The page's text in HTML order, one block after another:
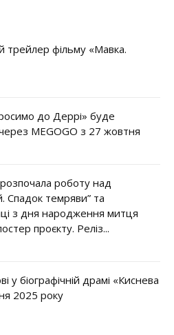
трейлер фільму «Мавка.
до Деррі» буде
MEGOGO з 27 жовтня
роботу над
Спадок темряви” та
з дня народження митця
проєкту. Реліз...
у біографічній драмі «Киснева
2025 року